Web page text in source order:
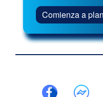
Comienza a